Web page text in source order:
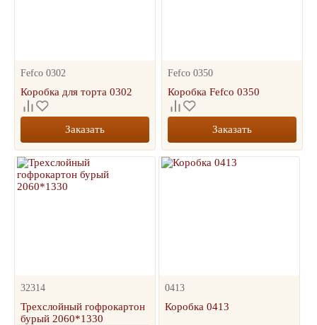
Fefco 0302
Коробка для торта 0302
Заказать
Fefco 0350
Коробка Fefco 0350
Заказать
32314
Трехслойный гофрокартон
бурый 2060*1330
0413
Коробка 0413